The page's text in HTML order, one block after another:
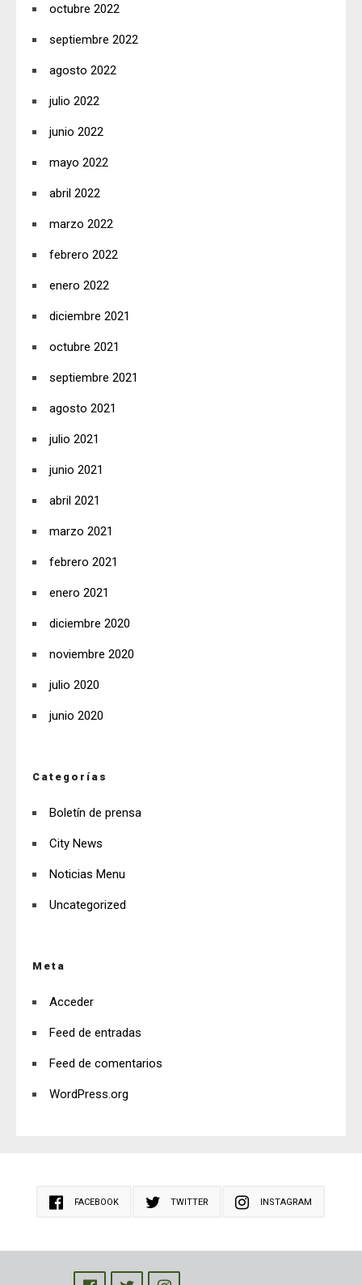
octubre 2022
septiembre 2022
agosto 2022
julio 2022
junio 2022
mayo 2022
abril 2022
marzo 2022
febrero 2022
enero 2022
diciembre 2021
octubre 2021
septiembre 2021
agosto 2021
julio 2021
junio 2021
abril 2021
marzo 2021
febrero 2021
enero 2021
diciembre 2020
noviembre 2020
julio 2020
junio 2020
Categorías
Boletín de prensa
City News
Noticias Menu
Uncategorized
Meta
Acceder
Feed de entradas
Feed de comentarios
WordPress.org
FACEBOOK TWITTER INSTAGRAM